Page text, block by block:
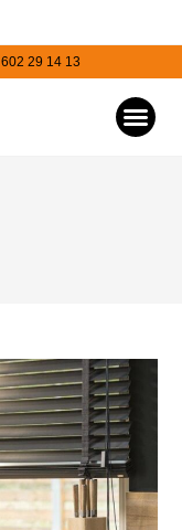
602 29 14 13